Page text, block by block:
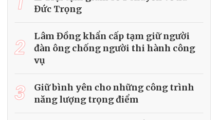
Đức Trọng
2
Lâm Đồng khẩn cấp tạm giữ người
đàn ông chống người thi hành công
vụ
3
Giữ bình yên cho những công trình
năng lượng trọng điểm